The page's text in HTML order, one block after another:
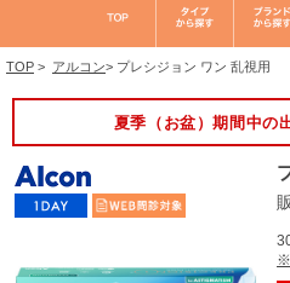
TOP > アルコン> プレシジョン ワン 乱視用
夏季（お盆）期間中の
※